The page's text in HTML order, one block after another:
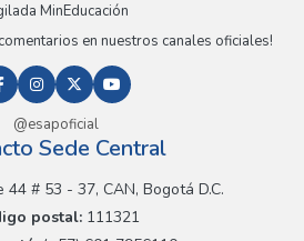
MinEducación
en nuestros canales oficiales!
@esapoficial
Sede Central
# 53 - 37, CAN, Bogotá D.C.
postal: 111321